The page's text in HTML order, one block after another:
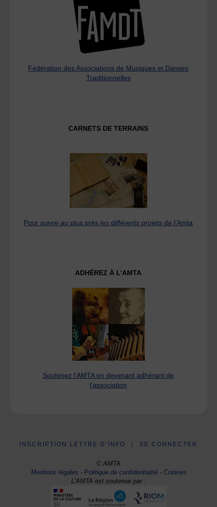
Fédération des Associations de Musiques et Danses
Traditionnelles
CARNETS DE TERRAINS
Pour suivre au plus près les différents projets de l’Amta
ADHÉREZ À L’AMTA
Soutenez l'AMTA en devenant adhérant de
l'association
INSCRIPTION LETTRE D’INFO SE CONNECTER
© AMTA
Mentions légales -Politique de confidentialité- Cookies
L'AMTA est soutenue par :